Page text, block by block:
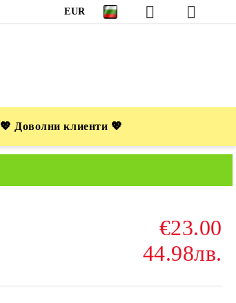
EUR
💖 Доволни клиенти 💖
€23.00
44.98лв.